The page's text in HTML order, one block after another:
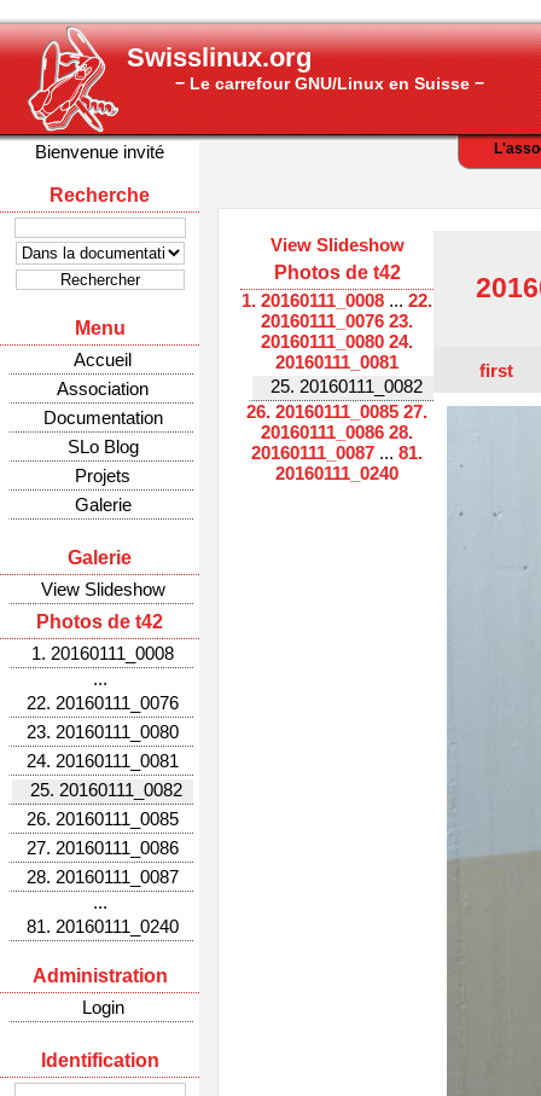
Swisslinux.org
− Le carrefour GNU/Linux en Suisse −
Bienvenue invité
Recherche
Menu
Accueil
Association
Documentation
SLo Blog
Projets
Galerie
Galerie
View Slideshow
Photos de t42
1. 20160111_0008
...
22. 20160111_0076
23. 20160111_0080
24. 20160111_0081
25. 20160111_0082
26. 20160111_0085
27. 20160111_0086
28. 20160111_0087
...
81. 20160111_0240
Administration
Login
Identification
View Slideshow
Photos de t42
1. 20160111_0008 ... 22.
20160111_0076 23.
20160111_0080 24.
20160111_0081
25. 20160111_0082
26. 20160111_0085 27.
20160111_0086 28.
20160111_0087 ... 81.
20160111_0240
first